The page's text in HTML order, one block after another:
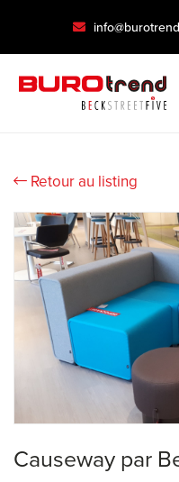
Retour au listing
Causeway par